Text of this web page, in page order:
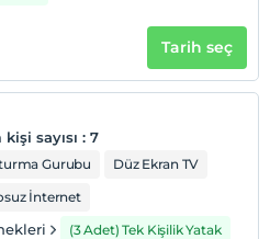
Tarih seç
sayısı : 7
Gurubu
Düz Ekran TV
İnternet
(3 Adet) Tek Kişilik Yatak